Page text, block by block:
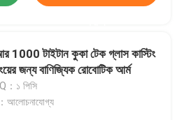
1000 টাইটান কুকা টেক গ্লাস কাস্টিং
জন্য বাণিজ্যিক রোবোটিক আর্ম
：১ পিসি
আলোচনাযোগ্য